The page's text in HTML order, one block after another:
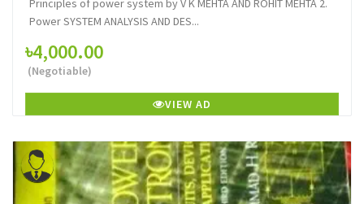
Principles of power system by V K MEHTA AND ROHIT MEHTA 2.
Power SYSTEM ANALYSIS AND DES...
৳4,000.00
(Negotiable)
VIEW AD